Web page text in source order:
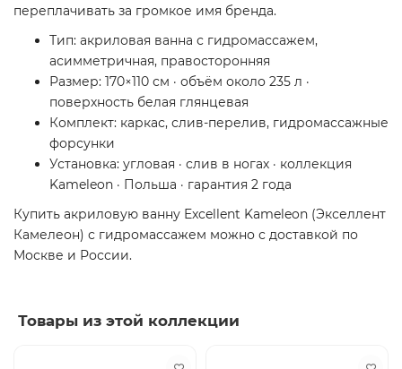
переплачивать за громкое имя бренда.
Тип: акриловая ванна с гидромассажем,
асимметричная, правосторонняя
Размер: 170×110 см · объём около 235 л ·
поверхность белая глянцевая
Комплект: каркас, слив-перелив, гидромассажные
форсунки
Установка: угловая · слив в ногах · коллекция
Kameleon · Польша · гарантия 2 года
Купить акриловую ванну Excellent Kameleon (Экселлент
Камелеон) с гидромассажем можно с доставкой по
Москве и России.
Товары из этой коллекции